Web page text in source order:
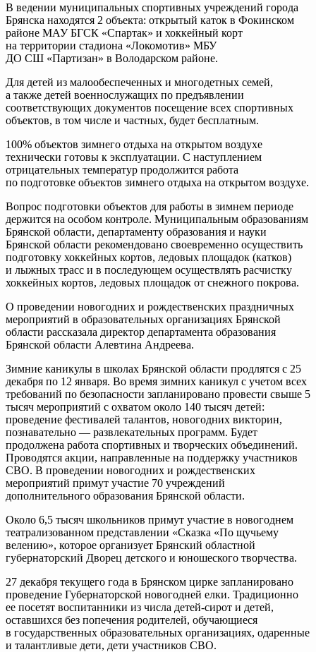
В ведении муниципальных спортивных учреждений города
Брянска находятся 2 объекта: открытый каток в Фокинском
районе МАУ БГСК «Спартак» и хоккейный корт
на территории стадиона «Локомотив» МБУ
ДО СШ «Партизан» в Володарском районе.
Для детей из малообеспеченных и многодетных семей,
а также детей военнослужащих по предъявлении
соответствующих документов посещение всех спортивных
объектов, в том числе и частных, будет бесплатным.
100% объектов зимнего отдыха на открытом воздухе
технически готовы к эксплуатации. С наступлением
отрицательных температур продолжится работа
по подготовке объектов зимнего отдыха на открытом воздухе.
Вопрос подготовки объектов для работы в зимнем периоде
держится на особом контроле. Муниципальным образованиям
Брянской области, департаменту образования и науки
Брянской области рекомендовано своевременно осуществить
подготовку хоккейных кортов, ледовых площадок (катков)
и лыжных трасс и в последующем осуществлять расчистку
хоккейных кортов, ледовых площадок от снежного покрова.
О проведении новогодних и рождественских праздничных
мероприятий в образовательных организациях Брянской
области рассказала директор департамента образования
Брянской области Алевтина Андреева.
Зимние каникулы в школах Брянской области продлятся с 25
декабря по 12 января. Во время зимних каникул с учетом всех
требований по безопасности запланировано провести свыше 5
тысяч мероприятий с охватом около 140 тысяч детей:
проведение фестивалей талантов, новогодних викторин,
познавательно — развлекательных программ. Будет
продолжена работа спортивных и творческих объединений.
Проводятся акции, направленные на поддержку участников
СВО. В проведении новогодних и рождественских
мероприятий примут участие 70 учреждений
дополнительного образования Брянской области.
Около 6,5 тысяч школьников примут участие в новогоднем
театрализованном представлении «Сказка «По щучьему
велению», которое организует Брянский областной
губернаторский Дворец детского и юношеского творчества.
27 декабря текущего года в Брянском цирке запланировано
проведение Губернаторской новогодней елки. Традиционно
ее посетят воспитанники из числа детей-сирот и детей,
оставшихся без попечения родителей, обучающиеся
в государственных образовательных организациях, одаренные
и талантливые дети, дети участников CBO.